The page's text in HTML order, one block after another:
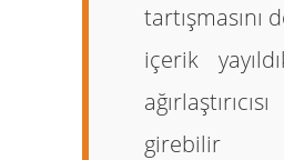
tartışmasını
içerik
girebilir